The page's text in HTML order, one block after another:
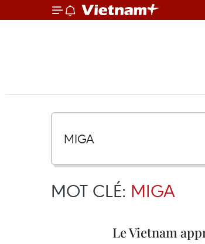
MOT CLÉ: MIGA
Le Vietnam